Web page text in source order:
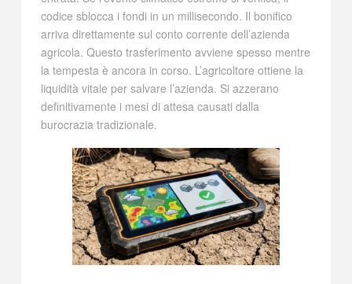
codice sblocca i fondi in un millisecondo. Il bonifico
arriva direttamente sul conto corrente dell’azienda
agricola. Questo trasferimento avviene spesso mentre
la tempesta è ancora in corso. L’agricoltore ottiene la
liquidità vitale per salvare l’azienda. Si azzerano
definitivamente i mesi di attesa causati dalla
burocrazia tradizionale.